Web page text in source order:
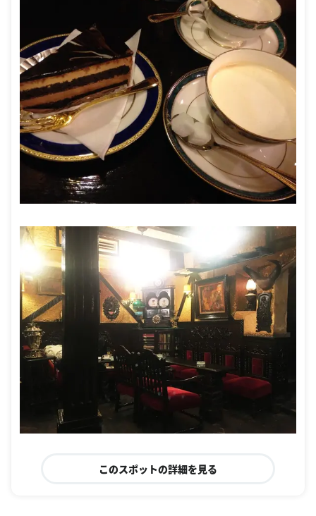
このスポットの詳細を見る